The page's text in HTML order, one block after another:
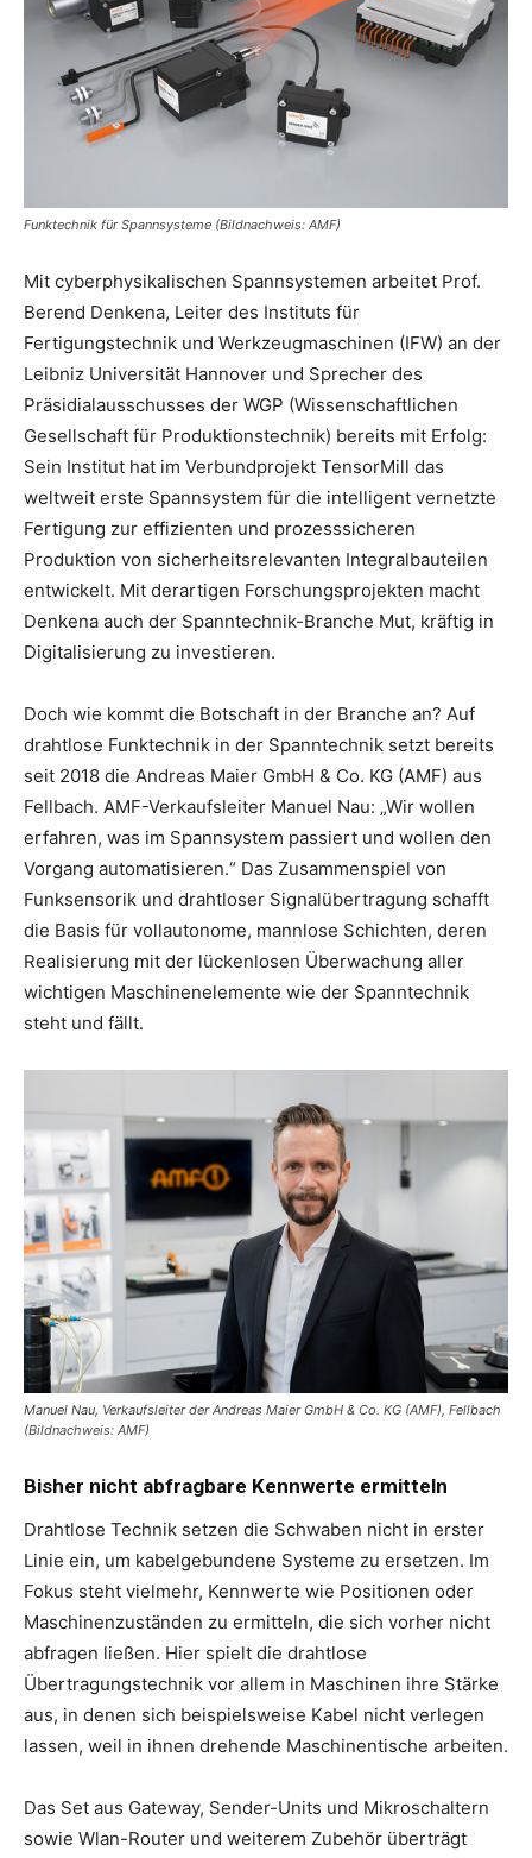
Funktechnik für Spannsysteme (Bildnachweis: AMF)
Mit cyberphysikalischen Spannsystemen arbeitet Prof.
Berend Denkena, Leiter des Instituts für
Fertigungstechnik und Werkzeugmaschinen (IFW) an der
Leibniz Universität Hannover und Sprecher des
Präsidialausschusses der WGP (Wissenschaftlichen
Gesellschaft für Produktionstechnik) bereits mit Erfolg:
Sein Institut hat im Verbundprojekt TensorMill das
weltweit erste Spannsystem für die intelligent vernetzte
Fertigung zur effizienten und prozesssicheren
Produktion von sicherheitsrelevanten Integralbauteilen
entwickelt. Mit derartigen Forschungsprojekten macht
Denkena auch der Spanntechnik-Branche Mut, kräftig in
Digitalisierung zu investieren.
Doch wie kommt die Botschaft in der Branche an? Auf
drahtlose Funktechnik in der Spanntechnik setzt bereits
seit 2018 die Andreas Maier GmbH & Co. KG (AMF) aus
Fellbach. AMF-Verkaufsleiter Manuel Nau: „Wir wollen
erfahren, was im Spannsystem passiert und wollen den
Vorgang automatisieren.“ Das Zusammenspiel von
Funksensorik und drahtloser Signalübertragung schafft
die Basis für vollautonome, mannlose Schichten, deren
Realisierung mit der lückenlosen Überwachung aller
wichtigen Maschinenelemente wie der Spanntechnik
steht und fällt.
Manuel Nau, Verkaufsleiter der Andreas Maier GmbH & Co. KG (AMF), Fellbach
(Bildnachweis: AMF)
Bisher nicht abfragbare Kennwerte ermitteln
Drahtlose Technik setzen die Schwaben nicht in erster
Linie ein, um kabelgebundene Systeme zu ersetzen. Im
Fokus steht vielmehr, Kennwerte wie Positionen oder
Maschinenzuständen zu ermitteln, die sich vorher nicht
abfragen ließen. Hier spielt die drahtlose
Übertragungstechnik vor allem in Maschinen ihre Stärke
aus, in denen sich beispielsweise Kabel nicht verlegen
lassen, weil in ihnen drehende Maschinentische arbeiten.
Das Set aus Gateway, Sender-Units und Mikroschaltern
sowie Wlan-Router und weiterem Zubehör überträgt